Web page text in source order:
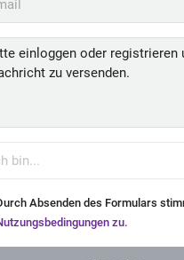
bin...
Absenden des Formulars
zu.